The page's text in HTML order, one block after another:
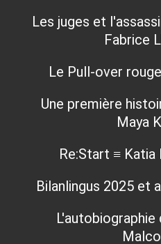
Les juges et
Fabrice
Le Pull-over
Une première
Maya
Re:Start ≡ Katia
Bilanlingus 2025 et